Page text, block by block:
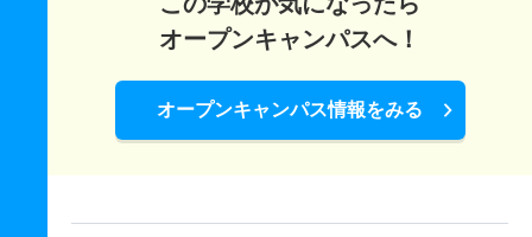
オープンキャンパスへ！
オープンキャンパス情報をみる